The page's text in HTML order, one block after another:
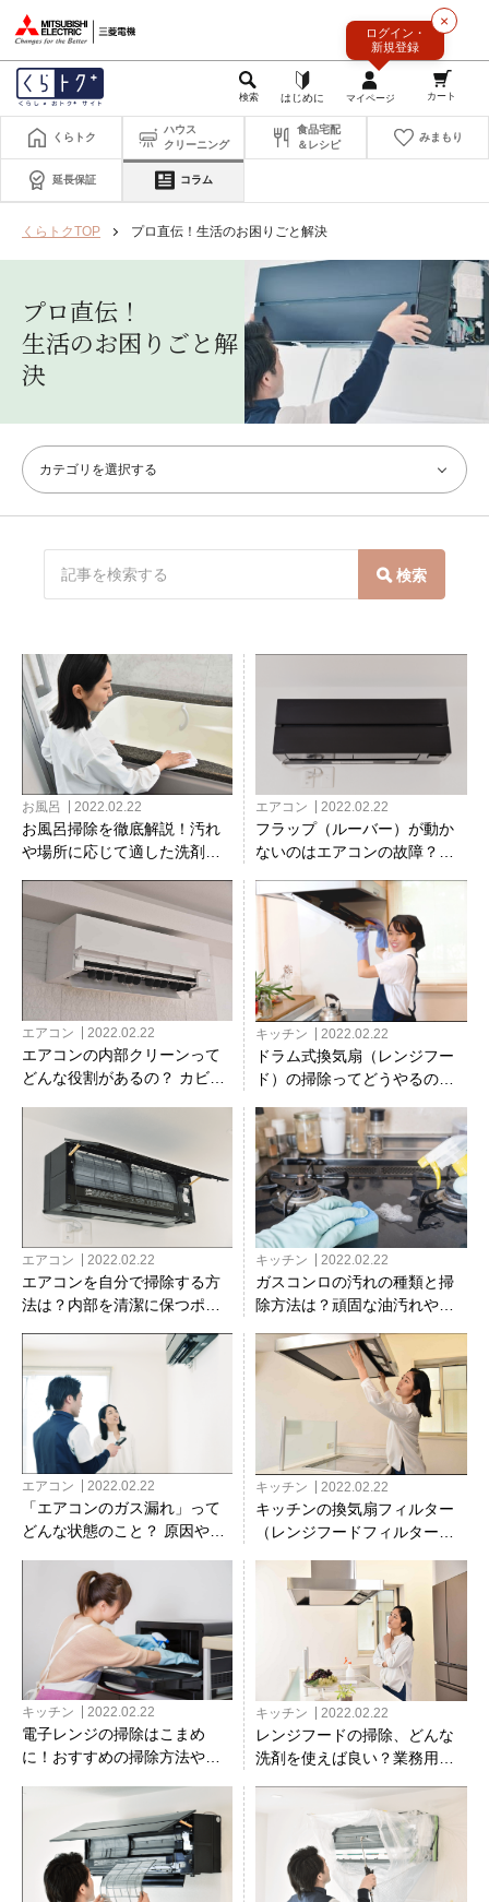
×
ログイン・
新規登録
くらトク
ハウス
クリーニング
食品宅配
＆レシピ
みまもり
延長保証 コラム
くらトクTOP プロ直伝！生活のお困りごと解決
プロ直伝！
生活のお困りごと解
決
検索
お風呂 2022.02.22
お風呂掃除を徹底解説！汚れ
や場所に応じて適した洗剤・
エアコン 2022.02.22
フラップ（ルーバー）が動か
ないのはエアコンの故障？寿
エアコン 2022.02.22
エアコンの内部クリーンって
どんな役割があるの？ カビへ
キッチン 2022.02.22
ドラム式換気扇（レンジフー
ド）の掃除ってどうやるの？
エアコン 2022.02.22
エアコンを自分で掃除する方
法は？内部を清潔に保つポイ
キッチン 2022.02.22
ガスコンロの汚れの種類と掃
除方法は？頑固な油汚れや焦
エアコン 2022.02.22
「エアコンのガス漏れ」って
どんな状態のこと？ 原因や対
キッチン 2022.02.22
キッチンの換気扇フィルター
（レンジフードフィルター）
キッチン 2022.02.22
電子レンジの掃除はこまめ
に！おすすめの掃除方法やポ
キッチン 2022.02.22
レンジフードの掃除、どんな
洗剤を使えば良い？業務用洗